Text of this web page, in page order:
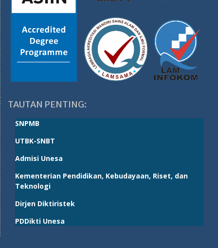
TAUTAN PENTING:
SNPMB
UTBK-SNBT
Admisi Unesa
Kementerian Pendidikan, Kebudayaan, Riset, dan
Teknologi
Dirjen Diktiristek
PDDikti Unesa